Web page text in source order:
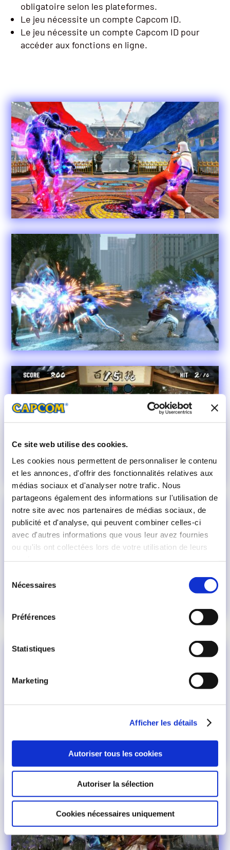
Ce site web utilise des cookies.
Les cookies nous permettent de personnaliser le contenu
et les annonces, d'offrir des fonctionnalités relatives aux
médias sociaux et d'analyser notre trafic. Nous
partageons également des informations sur l'utilisation de
notre site avec nos partenaires de médias sociaux, de
publicité et d'analyse, qui peuvent combiner celles-ci
avec d'autres informations que vous leur avez fournies
ou qu'ils ont collectées lors de votre utilisation de leurs
Nécessaires
Préférences
Statistiques
Marketing
Afficher les détails
Autoriser tous les cookies
Autoriser la sélection
Cookies nécessaires uniquement
obligatoire selon les plateformes.
Le jeu nécessite un compte Capcom ID.
Le jeu nécessite un compte Capcom ID pour
accéder aux fonctions en ligne.